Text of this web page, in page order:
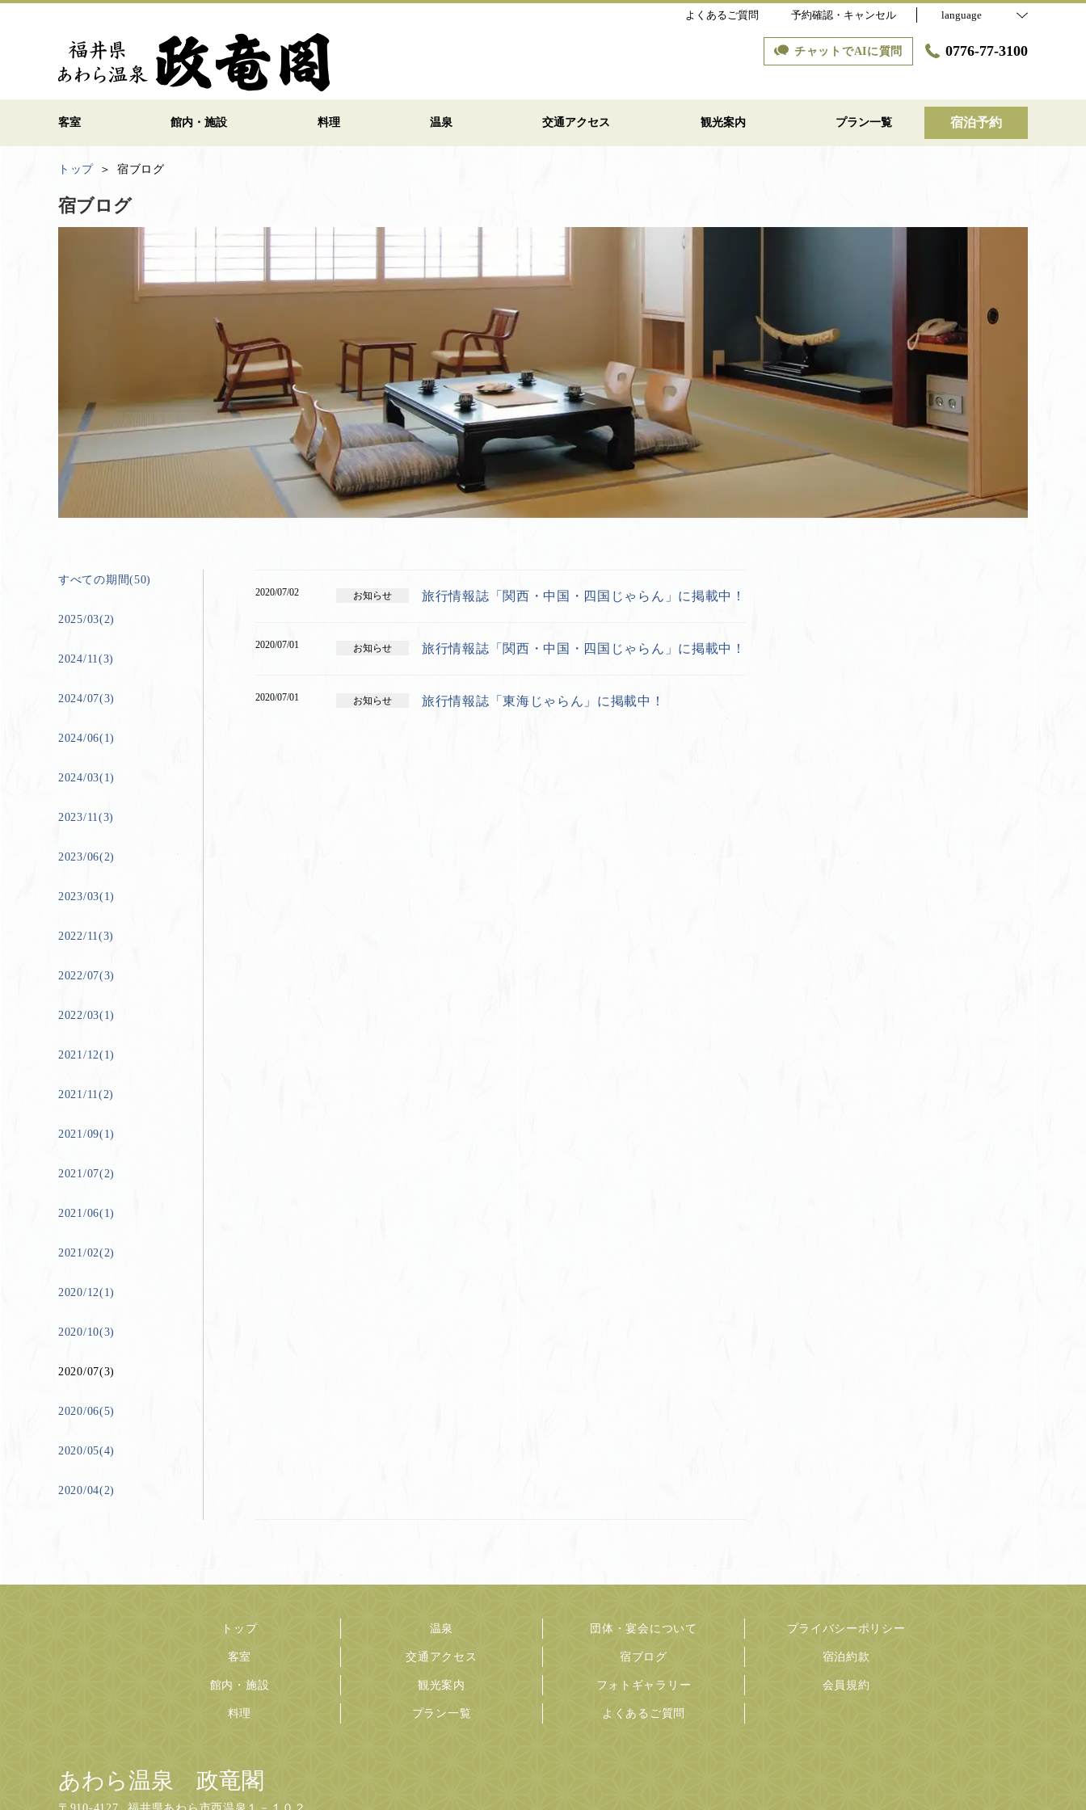
よくあるご質問 予約確認・キャンセル language
チャットでAIに質問 0776-77-3100
客室 館内・施設 料理 温泉 交通アクセス 観光案内 プラン一覧 宿泊予約
トップ 宿ブログ
宿ブログ
すべての期間(50)
2025/03(2)
2024/11(3)
2024/07(3)
2024/06(1)
2024/03(1)
2023/11(3)
2023/06(2)
2023/03(1)
2022/11(3)
2022/07(3)
2022/03(1)
2021/12(1)
2021/11(2)
2021/09(1)
2021/07(2)
2021/06(1)
2021/02(2)
2020/12(1)
2020/10(3)
2020/07(3)
2020/06(5)
2020/05(4)
2020/04(2)
2020/07/02 お知らせ 旅行情報誌「関西・中国・四国じゃらん」に掲載中！
2020/07/01 お知らせ 旅行情報誌「関西・中国・四国じゃらん」に掲載中！
2020/07/01 お知らせ 旅行情報誌「東海じゃらん」に掲載中！
トップ
客室
館内・施設
料理
温泉
交通アクセス
観光案内
プラン一覧
団体・宴会について
宿ブログ
フォトギャラリー
よくあるご質問
プライバシーポリシー
宿泊約款
会員規約
あわら温泉 政竜閣